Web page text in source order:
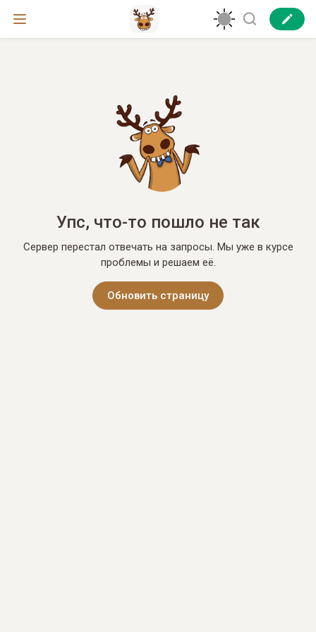
Упс, что-то пошло не так
Сервер перестал отвечать на запросы. Мы уже в курсе
проблемы и решаем её.
Обновить страницу